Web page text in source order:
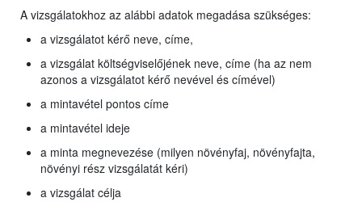
A vizsgálatokhoz az alábbi adatok megadása szükséges:
a vizsgálatot kérő neve, címe,
a vizsgálat költségviselőjének neve, címe (ha az nem
azonos a vizsgálatot kérő nevével és címével)
a mintavétel pontos címe
a mintavétel ideje
a minta megnevezése (milyen növényfaj, növényfajta,
növényi rész vizsgálatát kéri)
a vizsgálat célja